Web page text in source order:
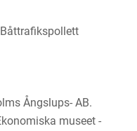
Ångslups- AB.
museet -